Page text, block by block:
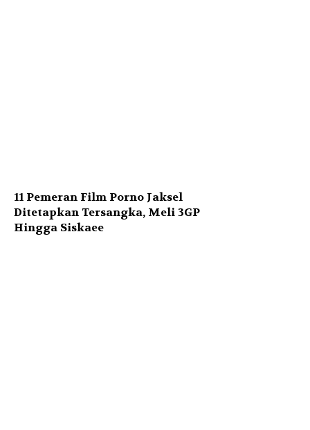
11 Pemeran Film Porno Jaksel
Ditetapkan Tersangka, Meli 3GP
Hingga Siskaee